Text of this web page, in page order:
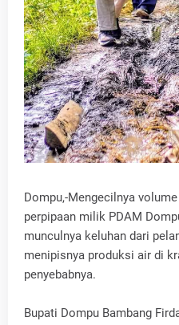
Dompu,-Mengecilnya
perpipaan milik PDAM
munculnya keluhan dari
menipisnya produksi air di
penyebabnya.
Bupati Dompu Bambang